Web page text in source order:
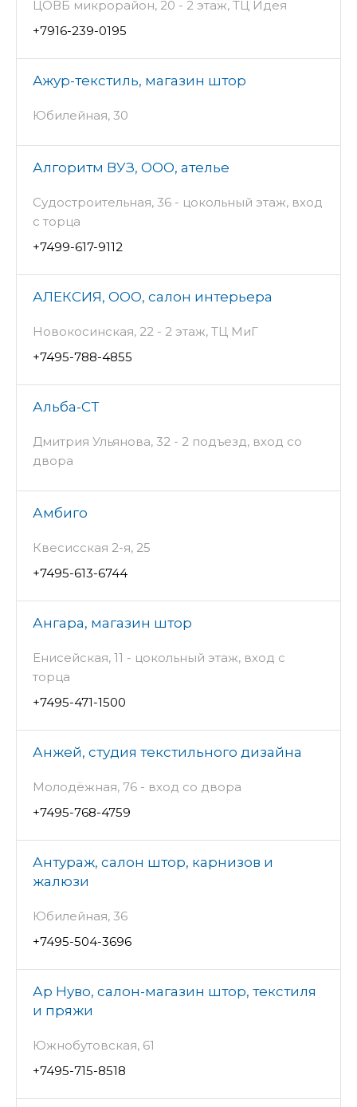
ЦОВБ микрорайон, 20 - 2 этаж, ТЦ Идея
+7916-239-0195
Ажур-текстиль, магазин штор
Юбилейная, 30
Алгоритм ВУЗ, ООО, ателье
Судостроительная, 36 - цокольный этаж, вход
с торца
+7499-617-9112
АЛЕКСИЯ, ООО, салон интерьера
Новокосинская, 22 - 2 этаж, ТЦ МиГ
+7495-788-4855
Альба-СТ
Дмитрия Ульянова, 32 - 2 подъезд, вход со
двора
Амбиго
Квесисская 2-я, 25
+7495-613-6744
Ангара, магазин штор
Енисейская, 11 - цокольный этаж, вход с
торца
+7495-471-1500
Анжей, студия текстильного дизайна
Молодёжная, 76 - вход со двора
+7495-768-4759
Антураж, салон штор, карнизов и
жалюзи
Юбилейная, 36
+7495-504-3696
Ар Нуво, салон-магазин штор, текстиля
и пряжи
Южнобутовская, 61
+7495-715-8518